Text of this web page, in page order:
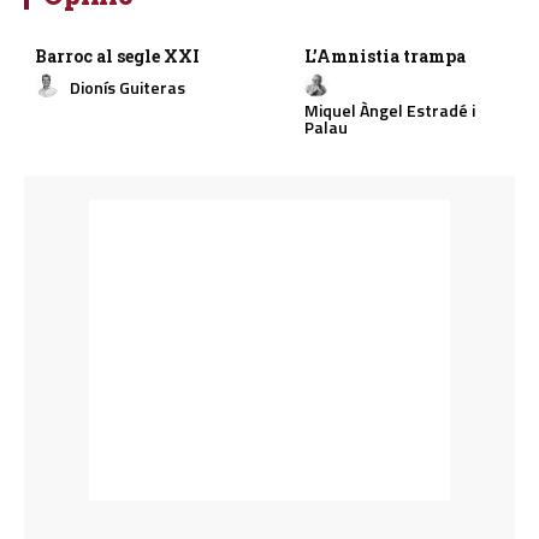
Barroc al segle XXI
Dionís Guiteras
L’Amnistia trampa
Miquel Àngel Estradé i
Palau